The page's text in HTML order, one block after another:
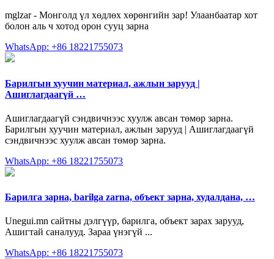
mglzar - Монголд үл хөдлөх хөрөнгийн зар! Улаанбаатар хот
болон аль ч хотод орон сууц зарна
WhatsApp: +86 18221755073
Барилгын хуучин материал, ажлын зарууд |
Ашиглагдаагүй …
Ашиглагдаагүй сэндвичнээс хуулж авсан төмөр зарна.
Барилгын хуучин материал, ажлын зарууд | Ашиглагдаагүй
сэндвичнээс хуулж авсан төмөр зарна.
WhatsApp: +86 18221755073
Барилга зарна, barilga zarna, объект зарна, худалдана, …
Unegui.mn сайтны дэлгүүр, барилга, объект зарах зарууд,
Ашигтай саналууд. Зараа үнэгүй ...
WhatsApp: +86 18221755073